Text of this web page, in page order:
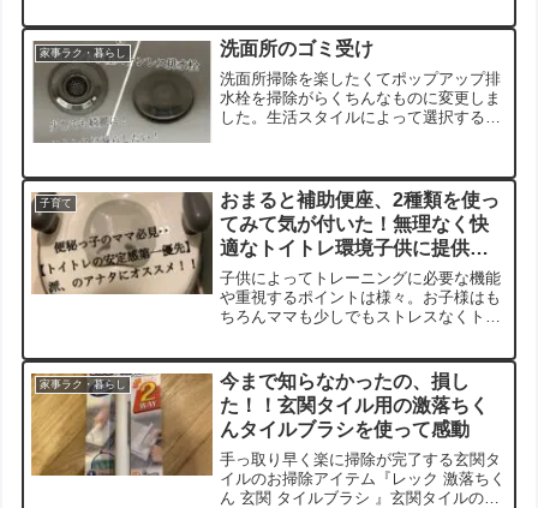
家事ラク・暮らし 洗面所のゴミ受け
洗面所掃除を楽したくてポップアップ排
水栓を掃除がらくちんなものに変更しま
した。生活スタイルによって選択するの
子育て
おまると補助便座、2種類を使っ
てみて気が付いた！無理なく快
適なトイトレ環境子供に提供す
るには・・？
子供によってトレーニングに必要な機能
や重視するポイントは様々。お子様はも
ちろんママも少しでもストレスなくトイ
けるよう、私が使ってきたRichellのおま
ると補助便座のレビューを投稿しまし
た。
家事ラク・暮らし
今まで知らなかったの、損し
た！！玄関タイル用の激落ちく
んタイルブラシを使って感動
手っ取り早く楽に掃除が完了する玄関タ
イルのお掃除アイテム『レック 激落ちく
ん 玄関 タイルブラシ 』玄関タイルの汚